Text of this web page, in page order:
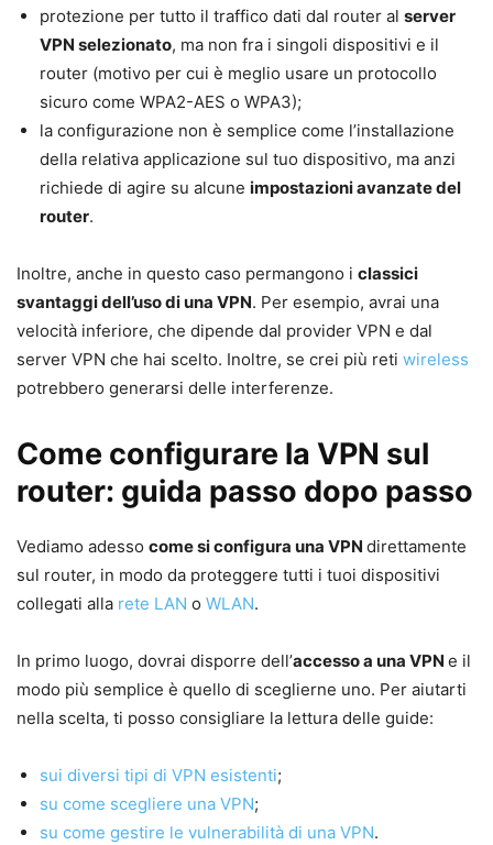
protezione per tutto il traffico dati dal router al server
VPN selezionato, ma non fra i singoli dispositivi e il
router (motivo per cui è meglio usare un protocollo
sicuro come WPA2-AES o WPA3);
la configurazione non è semplice come l’installazione
della relativa applicazione sul tuo dispositivo, ma anzi
richiede di agire su alcune impostazioni avanzate del
router.
Inoltre, anche in questo caso permangono i classici
svantaggi dell’uso di una VPN. Per esempio, avrai una
velocità inferiore, che dipende dal provider VPN e dal
server VPN che hai scelto. Inoltre, se crei più reti wireless
potrebbero generarsi delle interferenze.
Come configurare la VPN sul
router: guida passo dopo passo
Vediamo adesso come si configura una VPN direttamente
sul router, in modo da proteggere tutti i tuoi dispositivi
collegati alla rete LAN o WLAN.
In primo luogo, dovrai disporre dell’accesso a una VPN e il
modo più semplice è quello di sceglierne uno. Per aiutarti
nella scelta, ti posso consigliare la lettura delle guide:
sui diversi tipi di VPN esistenti;
su come scegliere una VPN;
su come gestire le vulnerabilità di una VPN.